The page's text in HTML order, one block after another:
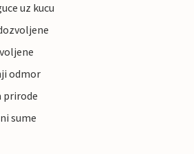
uz kucu
odmor
prirode
sume